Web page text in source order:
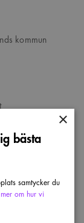
kommun
×
bästa
samtycker du
om hur vi